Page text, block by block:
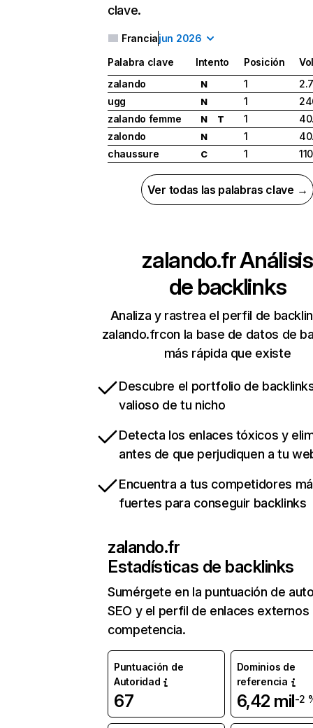
clave.
Franciajun 2026
Palabra clave Intento Posición
zalando
N 1
ugg
N 1
zalando femme
N T 1
zalondo
N 1
chaussure
C 1
Ver todas las palabras clave →
zalando.frAnálisis
de backlinks
Analiza y rastrea el perfil de
zalando.frcon la base de datos de
más rápida que existe
Descubre el portfolio de
valioso de tu nicho
Detecta los enlaces tóxicos y
antes de que perjudiquen a tu
Encuentra a tus competidores
fuertes para conseguir backlinks
zalando.fr
Estadísticas de backlinks
Sumérgete en la puntuación de
SEO y el perfil de enlaces externos
competencia.
Puntuación de
Autoridad
67
Dominios de
referencia
6,42 mil-2